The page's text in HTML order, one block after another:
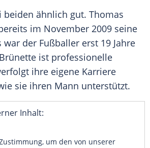
beiden ähnlich gut. Thomas
im November 2009 seine
war der Fußballer erst 19 Jahre
ist professionelle
ihre eigene Karriere
sie ihren Mann unterstützt.
Inhalt:
um den von unserer